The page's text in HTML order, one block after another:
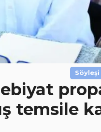
Söyleşi
temsile